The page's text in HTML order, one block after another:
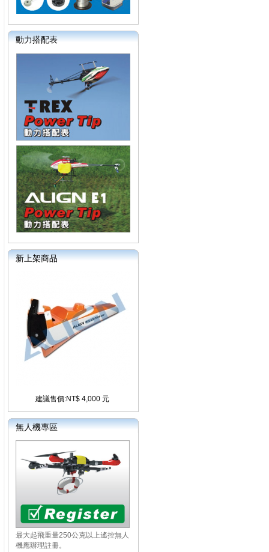
動力搭配表
新上架商品
建議售價:NT$ 4,000 元
無人機專區
最大起飛重量250公克以上遙控無人
機應辦理註冊。